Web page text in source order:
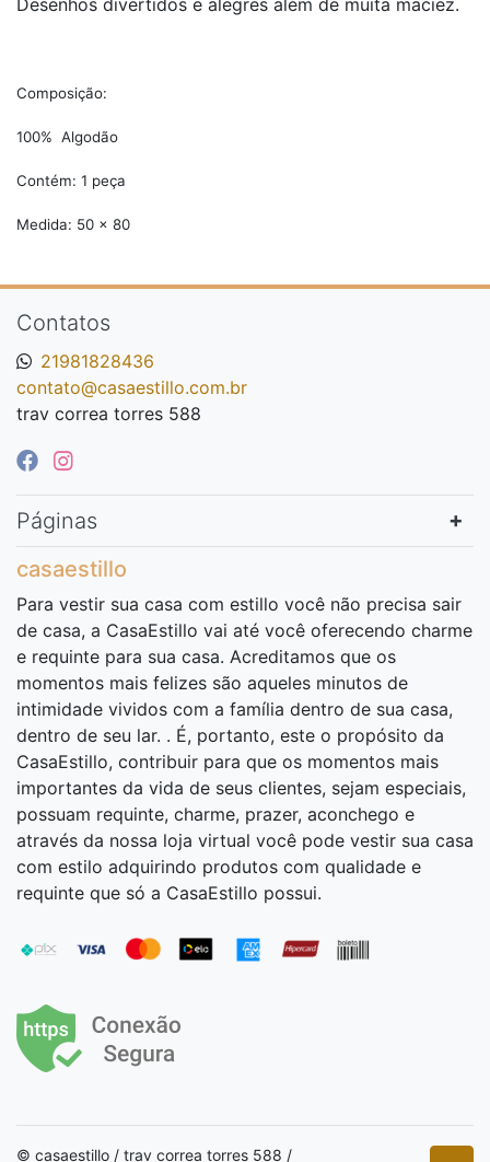
Desenhos divertidos e alegres além de muita maciez.
Composição:
100% Algodão
Contém: 1 peça
Medida: 50 x 80
Contatos
21981828436
contato@casaestillo.com.br
trav correa torres 588
Páginas
casaestillo
Para vestir sua casa com estillo você não precisa sair
de casa, a CasaEstillo vai até você oferecendo charme
e requinte para sua casa. Acreditamos que os
momentos mais felizes são aqueles minutos de
intimidade vividos com a família dentro de sua casa,
dentro de seu lar. . É, portanto, este o propósito da
CasaEstillo, contribuir para que os momentos mais
importantes da vida de seus clientes, sejam especiais,
possuam requinte, charme, prazer, aconchego e
através da nossa loja virtual você pode vestir sua casa
com estilo adquirindo produtos com qualidade e
requinte que só a CasaEstillo possui.
© casaestillo / trav correa torres 588 /